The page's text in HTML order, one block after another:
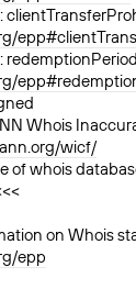
redemptionPeriod
Whois
wicf/
of whois
on Whois
epp